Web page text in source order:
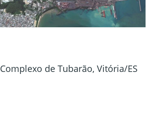
Complexo de Tubarão, Vitória/ES